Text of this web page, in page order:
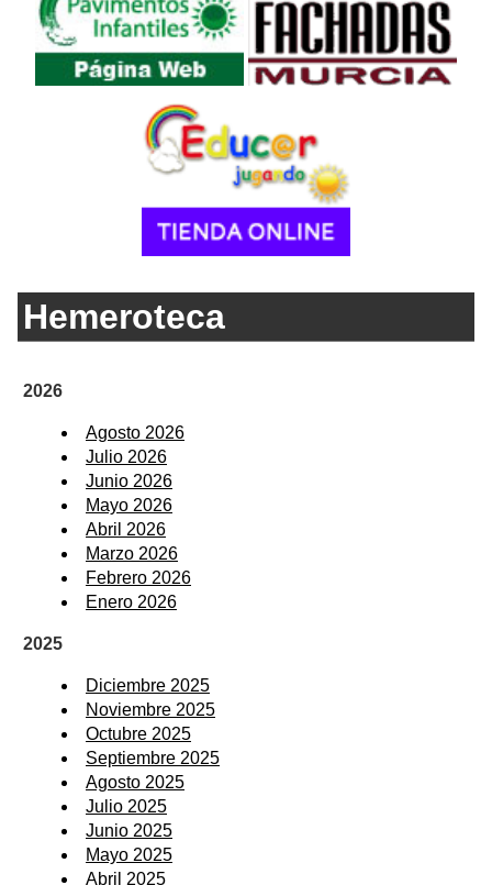
Hemeroteca
2026
Agosto 2026
Julio 2026
Junio 2026
Mayo 2026
Abril 2026
Marzo 2026
Febrero 2026
Enero 2026
2025
Diciembre 2025
Noviembre 2025
Octubre 2025
Septiembre 2025
Agosto 2025
Julio 2025
Junio 2025
Mayo 2025
Abril 2025